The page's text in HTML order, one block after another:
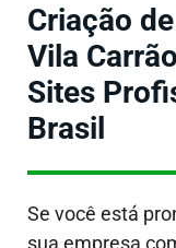
Criação
Vila
Sites
Brasil
Se você está
sua empresa